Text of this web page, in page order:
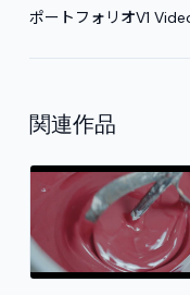
ポートフォリオV1
関連作品